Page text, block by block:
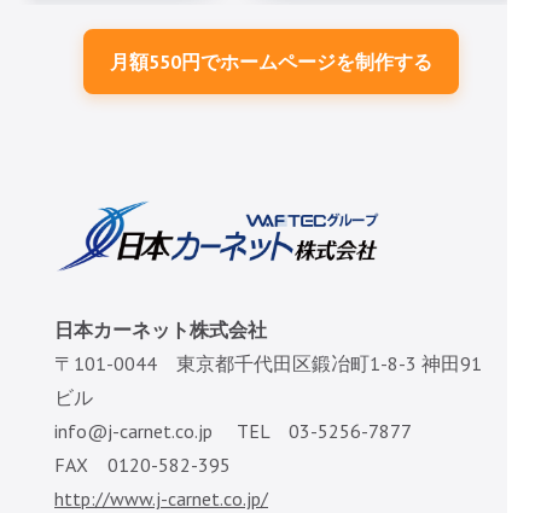
月額550円でホームページを制作する
日本カーネット株式会社
〒101-0044 東京都千代田区鍛冶町1-8-3 神田91
ビル
info@j-carnet.co.jp TEL 03-5256-7877
FAX 0120-582-395
http://www.j-carnet.co.jp/